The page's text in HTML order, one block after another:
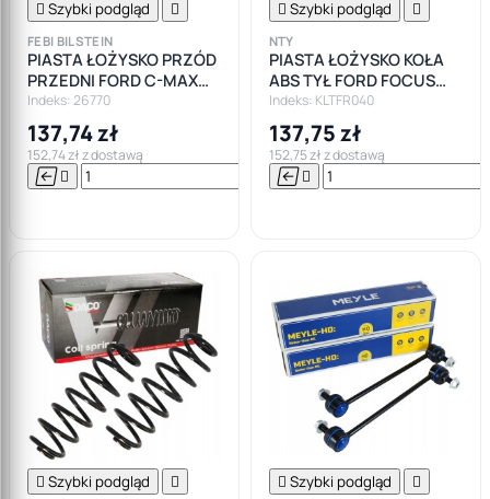
 Szybki podgląd 
FEBI BILSTEIN
PIASTA ŁOŻYSKO PRZÓD
PRZEDNI FORD C-MAX
FOCUS II 2
Indeks: 26770
137,74 zł
152,74 zł z dostawą
  

 Szybki podgląd 
NTY
PIASTA ŁOŻYSKO KOŁA
ABS TYŁ FORD FOCUS
MK2 C-MAX
Indeks: KLTFR040
137,75 zł
152,75 zł z dostawą
 
 Szybki podgląd   Szybki podgląd 